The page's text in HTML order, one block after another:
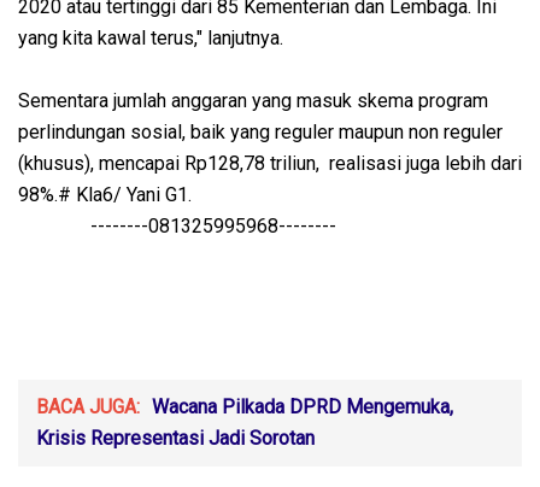
2020 atau tertinggi dari 85 Kementerian dan Lembaga. Ini
yang kita kawal terus," lanjutnya.
Sementara jumlah anggaran yang masuk skema program
perlindungan sosial, baik yang reguler maupun non reguler
(khusus), mencapai Rp128,78 triliun, realisasi juga lebih dari
98%.# Kla6/ Yani G1.
--------081325995968--------
BACA JUGA: Wacana Pilkada DPRD Mengemuka,
Krisis Representasi Jadi Sorotan